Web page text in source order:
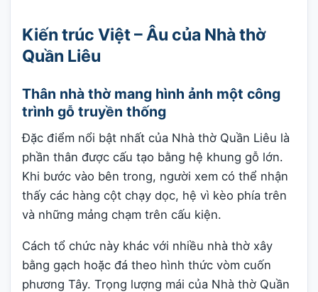
Kiến trúc Việt – Âu của Nhà thờ
Quần Liêu
Thân nhà thờ mang hình ảnh một công
trình gỗ truyền thống
Đặc điểm nổi bật nhất của Nhà thờ Quần Liêu là
phần thân được cấu tạo bằng hệ khung gỗ lớn.
Khi bước vào bên trong, người xem có thể nhận
thấy các hàng cột chạy dọc, hệ vì kèo phía trên
và những mảng chạm trên cấu kiện.
Cách tổ chức này khác với nhiều nhà thờ xây
bằng gạch hoặc đá theo hình thức vòm cuốn
phương Tây. Trọng lượng mái của Nhà thờ Quần